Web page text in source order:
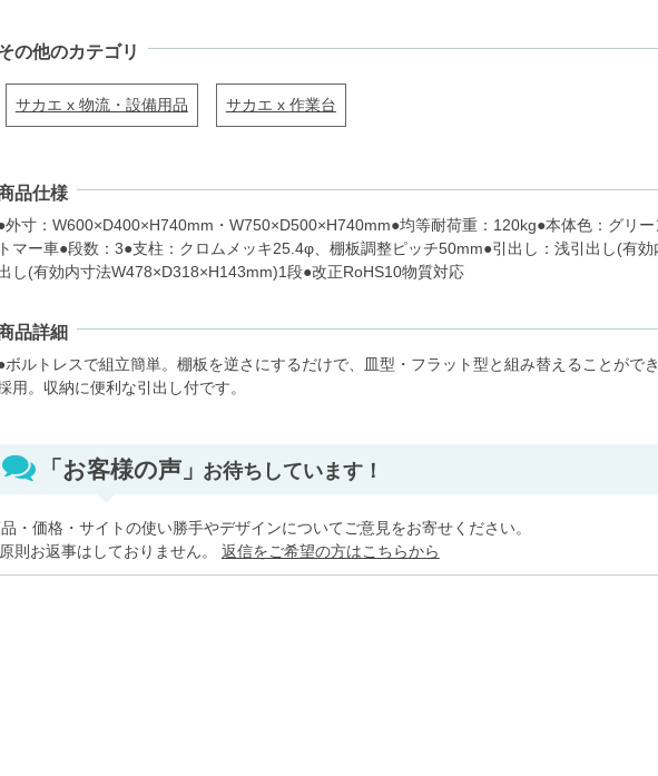
の他のカテゴリ
サカエ x 物流・設備用品 サカエ x 作業台
品仕様
外寸：W600×D400×H740mm・W750×D500×H740mm●均等耐荷重：120kg●本体色：グリ
トマー車●段数：3●支柱：クロムメッキ25.4φ、棚板調整ピッチ50mm●引出し：浅引出し(有
し(有効内寸法W478×D318×H143mm)1段●改正RoHS10物質対応
品詳細
ボルトレスで組立簡単。棚板を逆さにするだけで、皿型・フラット型と組み替えることがで
用。収納に便利な引出し付です。
「お客様の声」お待ちしています！
・価格・サイトの使い勝手やデザインについてご意見をお寄せください。
則お返事はしておりません。 返信をご希望の方はこちらから